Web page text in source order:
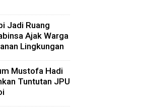
Jadi Ruang
Ajak Warga
Lingkungan
Mustofa Hadi
Tuntutan JPU